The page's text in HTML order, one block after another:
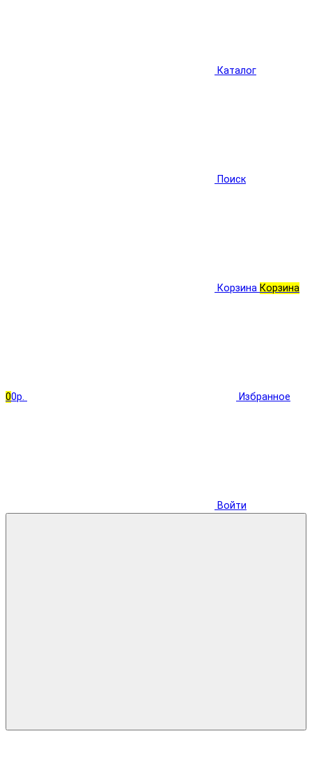
Каталог
Поиск
Корзина Корзина
00р. Избранное
Войти